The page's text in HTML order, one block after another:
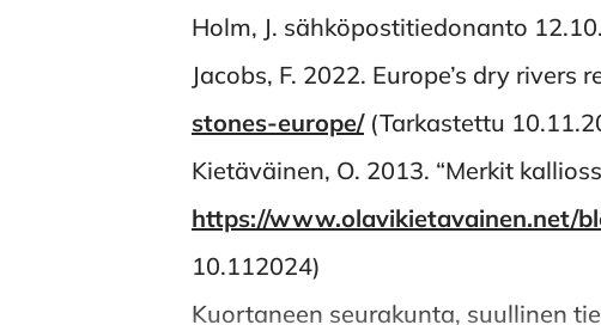
Holm, J. sähköpostitiedonanto
Jacobs, F. 2022. Europe’s dry rivers
stones-europe/(Tarkastettu
Kietäväinen, O. 2013. “Merkit
https://www.olavikietavainen.net/
10.112024)
Kuortaneen seurakunta, suullinen